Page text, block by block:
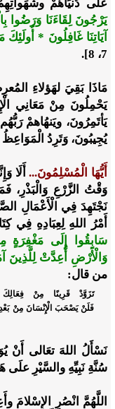
علَى دُنيَاهُمْ
يَرْجُونَ لِقَاءَنَا وَرَضُوا
آيَاتِنَا غَافِلُونَ * أُولَئِكَ
7، 8].
مَاذَا بَقِيَ لهَؤلاءِ
يَحْمِلُونَ مِنْ مَعَانِي
يَأتَمِرُونَ، ويَنهُاهمْ
يُجِيبُونَ، وَتَرِدُ
أَيُّهَا الْمُسْلِمُونَ...أَلَا
وَقْتُ الزَّرْعِ وَالْبَذْرِ،
نَجْتَهِدَ فِي الْأَعْمَالِ
أَمْرُ اللهِ لِعِبَادِهِ فِي
سَابِقُوا إِلَى
وَالْأَرْضِ أُعِدَّتْ لِلَّذِينَ
من قال:
تَزَوَّدْ قَرِينًا مِنْ فِعَالِكَ
فَلَنْ يَصْحَبَ الْإِنْسَانَ مِنْ
نَسْأَلُ اللهَ تعَالى أَنْ
سُنَّةِ نَبِيِّهِ والسَّيْرِ
اللَّهُمَّ انْصُرِ الإِسْلامَ